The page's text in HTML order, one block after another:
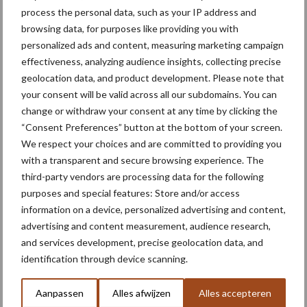
process the personal data, such as your IP address and
browsing data, for purposes like providing you with
personalized ads and content, measuring marketing campaign
effectiveness, analyzing audience insights, collecting precise
geolocation data, and product development. Please note that
your consent will be valid across all our subdomains. You can
change or withdraw your consent at any time by clicking the
“Consent Preferences” button at the bottom of your screen.
We respect your choices and are committed to providing you
with a transparent and secure browsing experience. The
third-party vendors are processing data for the following
purposes and special features: Store and/or access
information on a device, personalized advertising and content,
advertising and content measurement, audience research,
and services development, precise geolocation data, and
identification through device scanning.
Aanpassen Alles afwijzen Alles accepteren
Van onze partner Corteva
UtrishaN/BlueN: De groene
oplossing voor extra
stikstof
Meer lezen over:
Maak uw keuze
Machines Duurzaamheid